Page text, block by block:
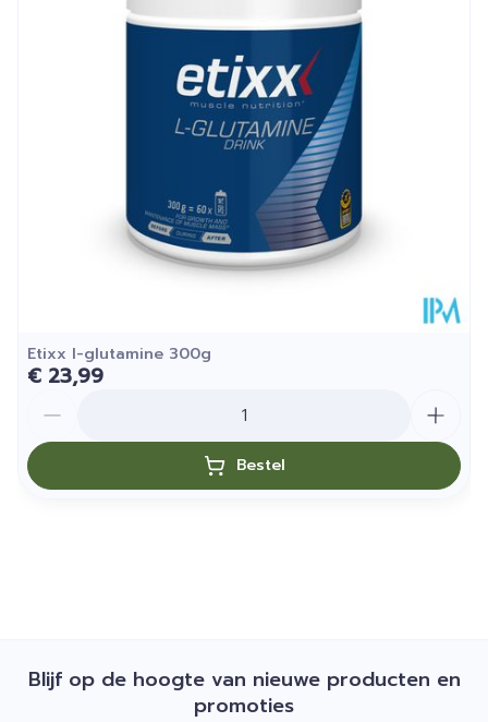
120 gel
Kamertemperatuur (15°C -
Etixx l-glutamine 300g
€ 23,99
Bestel
Blijf op de hoogte van nieuwe producten en
promoties